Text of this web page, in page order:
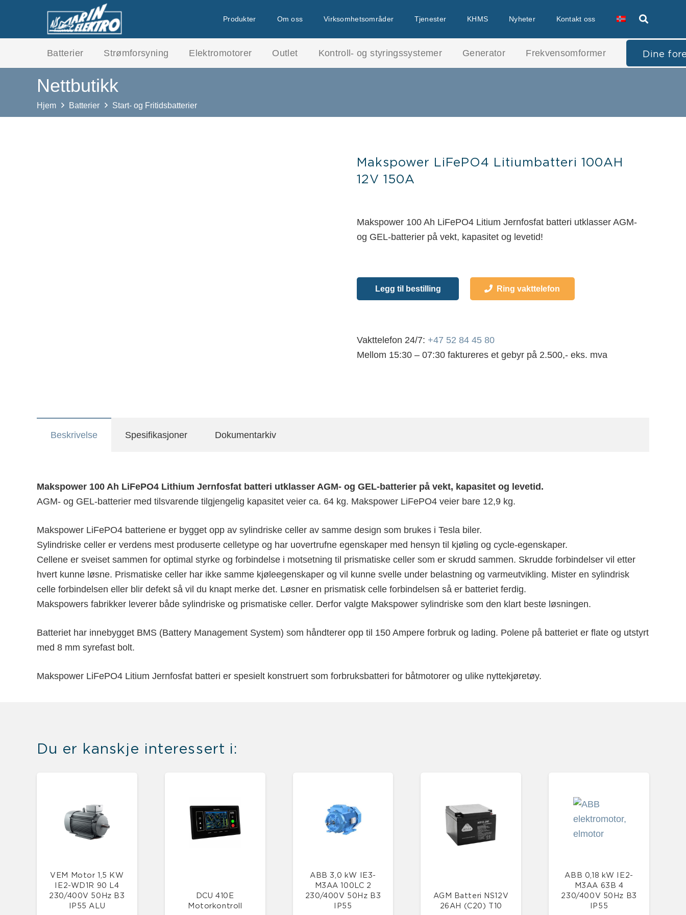
Produkter Om oss Virksomhetsområder Tjenester KHMS Nyheter Kontakt oss
Batterier Strømforsyning Elektromotorer Outlet Kontroll- og styringssystemer Generator Frekvensomformer Dine
Nettbutikk
Hjem Batterier Start- og Fritidsbatterier
Makspower LiFePO4 Litiumbatteri 100AH
12V 150A
Makspower 100 Ah LiFePO4 Litium Jernfosfat batteri utklasser AGM-
og GEL-batterier på vekt, kapasitet og levetid!
Legg til bestilling Ring vakttelefon
Vakttelefon 24/7: +47 52 84 45 80
Mellom 15:30 – 07:30 faktureres et gebyr på 2.500,- eks. mva
Beskrivelse Spesifikasjoner Dokumentarkiv
Makspower 100 Ah LiFePO4 Lithium Jernfosfat batteri utklasser AGM- og GEL-batterier på vekt, kapasitet og levetid.
AGM- og GEL-batterier med tilsvarende tilgjengelig kapasitet veier ca. 64 kg. Makspower LiFePO4 veier bare 12,9 kg.
Makspower LiFePO4 batteriene er bygget opp av sylindriske celler av samme design som brukes i Tesla biler.
Sylindriske celler er verdens mest produserte celletype og har uovertrufne egenskaper med hensyn til kjøling og cycle-egenskaper.
Cellene er sveiset sammen for optimal styrke og forbindelse i motsetning til prismatiske celler som er skrudd sammen. Skrudde forbindelser vil etter
hvert kunne løsne. Prismatiske celler har ikke samme kjøleegenskaper og vil kunne svelle under belastning og varmeutvikling. Mister en sylindrisk
celle forbindelsen eller blir defekt så vil du knapt merke det. Løsner en prismatisk celle forbindelsen så er batteriet ferdig.
Makspowers fabrikker leverer både sylindriske og prismatiske celler. Derfor valgte Makspower sylindriske som den klart beste løsningen.
Batteriet har innebygget BMS (Battery Management System) som håndterer opp til 150 Ampere forbruk og lading. Polene på batteriet er flate og utstyrt
med 8 mm syrefast bolt.
Makspower LiFePO4 Litium Jernfosfat batteri er spesielt konstruert som forbruksbatteri for båtmotorer og ulike nyttekjøretøy.
Du er kanskje interessert i:
VEM Motor 1,5 KW
IE2-WD1R 90 L4
230/400V 50Hz B3
IP55 ALU
DCU 410E
Motorkontroll
ABB 3,0 kW IE3-
M3AA 100LC 2
230/400V 50Hz B3
IP55
AGM Batteri NS12V
26AH (C20) T10
ABB 0,18 kW IE2-
M3AA 63B 4
230/400V 50Hz B3
IP55